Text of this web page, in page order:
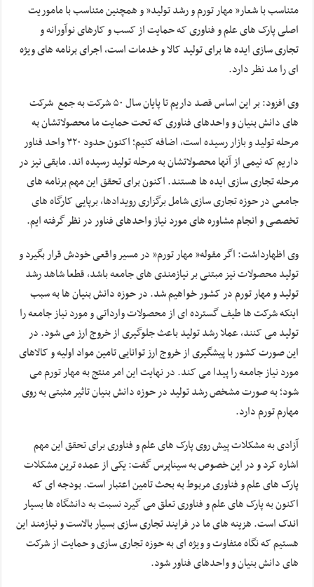
متناسب با شعار” مهار تورم و رشد تولید” و همچنین متناسب با ماموریت
اصلی پارک های علم و فناوری که حمایت از کسب و کارهای نوآورانه و
تجاری سازی ایده ها برای تولید کالا و خدمات است، اجرای برنامه های ویژه
ای را مد نظر دارد.
وی افزود: بر این اساس قصد داریم تا پایان سال ۵۰ شرکت به جمع شرکت
های دانش بنیان و واحدهای فناوری که تحت حمایت ما محصولاتشان به
مرحله تولید و بازار رسیده است، اضافه کنیم؛ اکنون حدود ۳۲۰ واحد فناور
داریم که نیمی از آنها محصولاتشان به مرحله تولید رسیده اند. مابقی نیز در
مرحله تجاری سازی ایده ها هستند. اکنون برای تحقق این مهم برنامه های
جامعی در حوزه تجاری سازی شامل برگزاری رویدادها، برپایی کارگاه های
تخصصی و انجام مشاوره های مورد نیاز واحدهای فناور در نظر گرفته ایم.
وی اظهارداشت: اگر مقوله” مهار تورم” در مسیر واقعی خودش قرار بگیرد و
تولید محصولات نیز مبتنی بر نیازمندی های جامعه باشد، قطعا شاهد رشد
تولید و مهار تورم در کشور خواهیم شد. در حوزه دانش بنیان ها به سبب
اینکه شرکت ها طیف گسترده ای از محصولات وارداتی و مورد نیاز جامعه را
تولید می کنند، عملا رشد تولید باعث جلوگیری از خروج ارز می شود. در
این صورت کشور با پیشگیری از خروج ارز توانایی تامین مواد اولیه و کالاهای
مورد نیاز جامعه را پیدا می کند. در نهایت این امر منتج به مهار تورم می
شود؛ به صورت مشخص رشد تولید در حوزه دانش بنیان تاثیر مثبتی به روی
مهارم تورم دارد.
آزادی به مشکلات پیش روی پارک های علم و فناوری برای تحقق این مهم
اشاره کرد و در این خصوص به سیناپرس گفت: یکی از عمده ترین مشکلات
پارک های علم و فناوری مربوط به بحث تامین اعتبار است. بودجه ای که
اکنون به پارک های علم و فناوری تعلق می گیرد نسبت به دانشگاه ها بسیار
اندک است. هزینه های ما در فرایند تجاری سازی بسیار بالاست و نیازمند این
هستیم که نگاه متفاوت و ویژه ای به حوزه تجاری سازی و حمایت از شرکت
های دانش بنیان و واحدهای فناور شود.